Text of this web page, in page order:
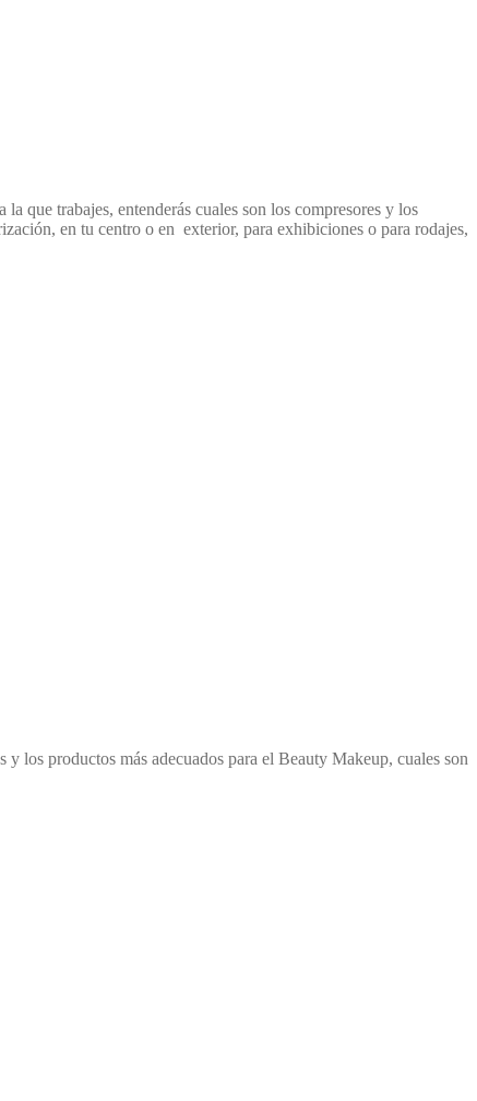
que trabajes, entenderás cuales son los compresores y los
en tu centro o en exterior, para exhibiciones o para rodajes,
los productos más adecuados para el Beauty Makeup, cuales son